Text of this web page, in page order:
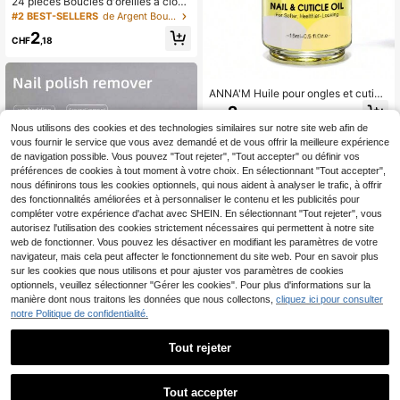
en acier inoxydable 304 minimalist
es et à la mode, convenant pour le
port quotidien des hommes et des f
#2 BEST-SELLERS de Argent Boucles d'oreilles pour femmes
CHF2,18
1000 pièces/paquet Tampons pour
ongles de type dur, ne peluchant pa
s, pour retirer le vernis à ongles ave
c de l'alcool. Fournitures pour ongle
1autres vendeurs
ANNA'M Huile pour ongles et cuticu
les, 1 bouteille, 15 ml, contenant tra
u lit de l'ongle, hydrate le bord de l'o
ngle et prend soin des détails de la
manucure. La formule unique mainti
ent le bord de l'ongle doux sans auc
un ingrédient irritant, en apportant u
ne hydratation longue durée aux bo
uts des doigts. La conception de la
bouteille transparente permet de su
rveiller facilement le niveau d'huile,
facilitant le contrôle de la consomm
ation pendant l'utilisation. Ongles
2
1
Nous utilisons des cookies et des technologies similaires sur notre site web afin de
vous fournir le service que vous avez demandé et de vous offrir la meilleure expérience
de navigation possible. Vous pouvez "Tout rejeter", "Tout accepter" ou définir vos
préférences de cookies à tout moment à votre choix. En sélectionnant "Tout accepter",
nous définirons tous les cookies optionnels, qui nous aident à analyser le trafic, à offrir
des fonctionnalités améliorées et à personnaliser le contenu et les publicités pour
compléter votre expérience d'achat avec SHEIN. En sélectionnant "Tout rejeter", vous
autorisez l'utilisation des cookies strictement nécessaires qui permettent à notre site
web de fonctionner. Vous pouvez les désactiver en modifiant les paramètres de votre
navigateur, mais cela peut affecter le fonctionnement du site web. Pour en savoir plus
sur les cookies que nous utilisons et pour ajuster vos paramètres de cookies
optionnels, veuillez sélectionner "Gérer les cookies". Pour plus d'informations sur la
manière dont nous traitons les données que nous collectons, cliquez ici pour consulter
notre Politique de confidentialité.
Tout rejeter
Tout accepter